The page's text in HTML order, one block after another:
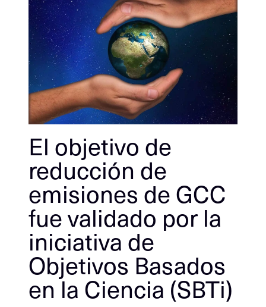
El objetivo de
reducción de
emisiones de GCC
fue validado por la
iniciativa de
Objetivos Basados
en la Ciencia (SBTi)